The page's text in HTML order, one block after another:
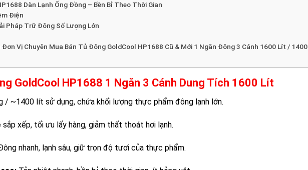
Dàn Lạnh Ống Đồng – Bền Bỉ Theo Thời Gian
Điện
Pháp Trữ Đông Số Lượng Lớn
Vị Chuyên Mua Bán Tủ Đông GoldCool HP1688 Cũ & Mới 1 Ngăn Đông 3 Cánh 1600 Lít / 1400
GoldCool HP1688 1 Ngăn 3 Cánh Dung Tích 1600 Lít
~1400 lít sử dụng, chứa khối lượng thực phẩm đông lạnh lớn.
xếp, tối ưu lấy hàng, giảm thất thoát hơi lạnh.
nhanh, lạnh sâu, giữ trọn độ tươi của thực phẩm.